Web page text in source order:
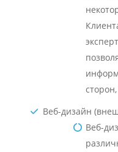
Веб-дизайн
Веб-